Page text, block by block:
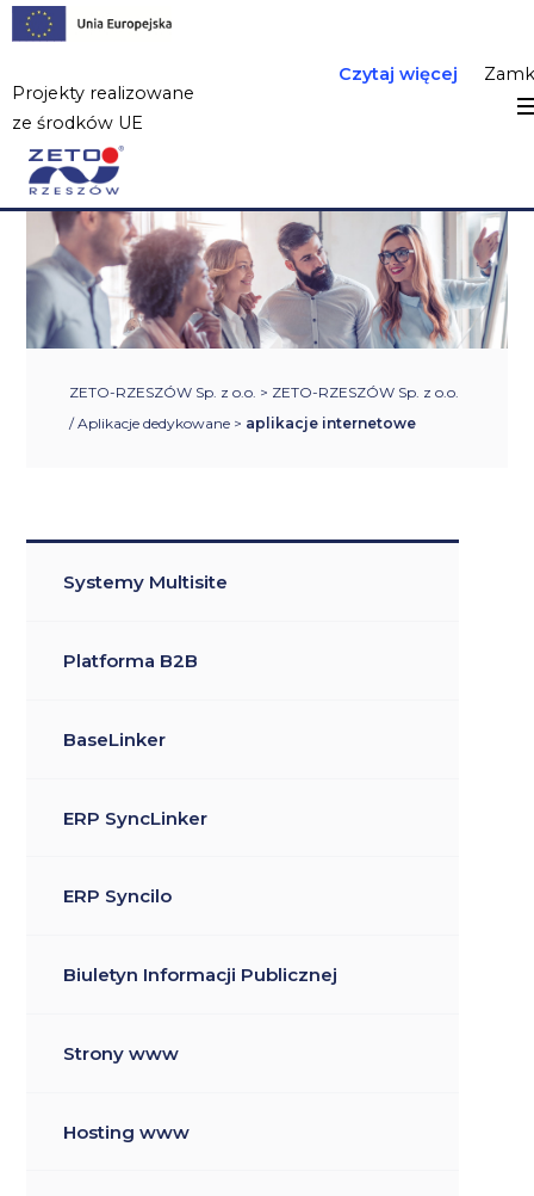
Projekty realizowane
ze środków UE
Czytaj więcej
ZETO-RZESZÓW Sp. z o.o. > ZETO-RZESZÓW Sp. z o.o.
/ Aplikacje dedykowane > aplikacje internetowe
Systemy Multisite
Platforma B2B
BaseLinker
ERP SyncLinker
ERP Syncilo
Biuletyn Informacji Publicznej
Strony www
Hosting www